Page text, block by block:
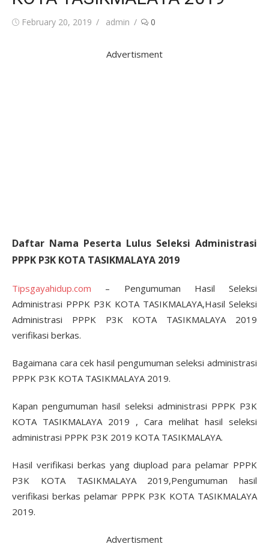
Posted
February 20, 2019 Author
admin 0
Advertisment
Daftar Nama Peserta Lulus Seleksi Administrasi
PPPK P3K KOTA TASIKMALAYA 2019
Tipsgayahidup.com – Pengumuman Hasil Seleksi
Administrasi PPPK P3K KOTA TASIKMALAYA,Hasil Seleksi
Administrasi PPPK P3K KOTA TASIKMALAYA 2019
verifikasi berkas.
Bagaimana cara cek hasil pengumuman seleksi administrasi
PPPK P3K KOTA TASIKMALAYA 2019.
Kapan pengumuman hasil seleksi administrasi PPPK P3K
KOTA TASIKMALAYA 2019 , Cara melihat hasil seleksi
administrasi PPPK P3K 2019 KOTA TASIKMALAYA.
Hasil verifikasi berkas yang diupload para pelamar PPPK
P3K KOTA TASIKMALAYA 2019,Pengumuman hasil
verifikasi berkas pelamar PPPK P3K KOTA TASIKMALAYA
2019.
Advertisment